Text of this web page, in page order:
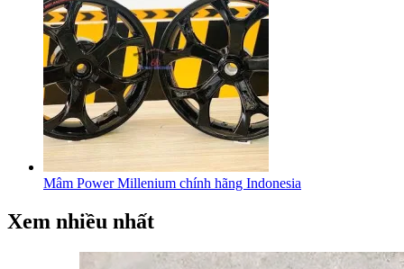
Mâm Power Millenium chính hãng Indonesia
Xem nhiều nhất